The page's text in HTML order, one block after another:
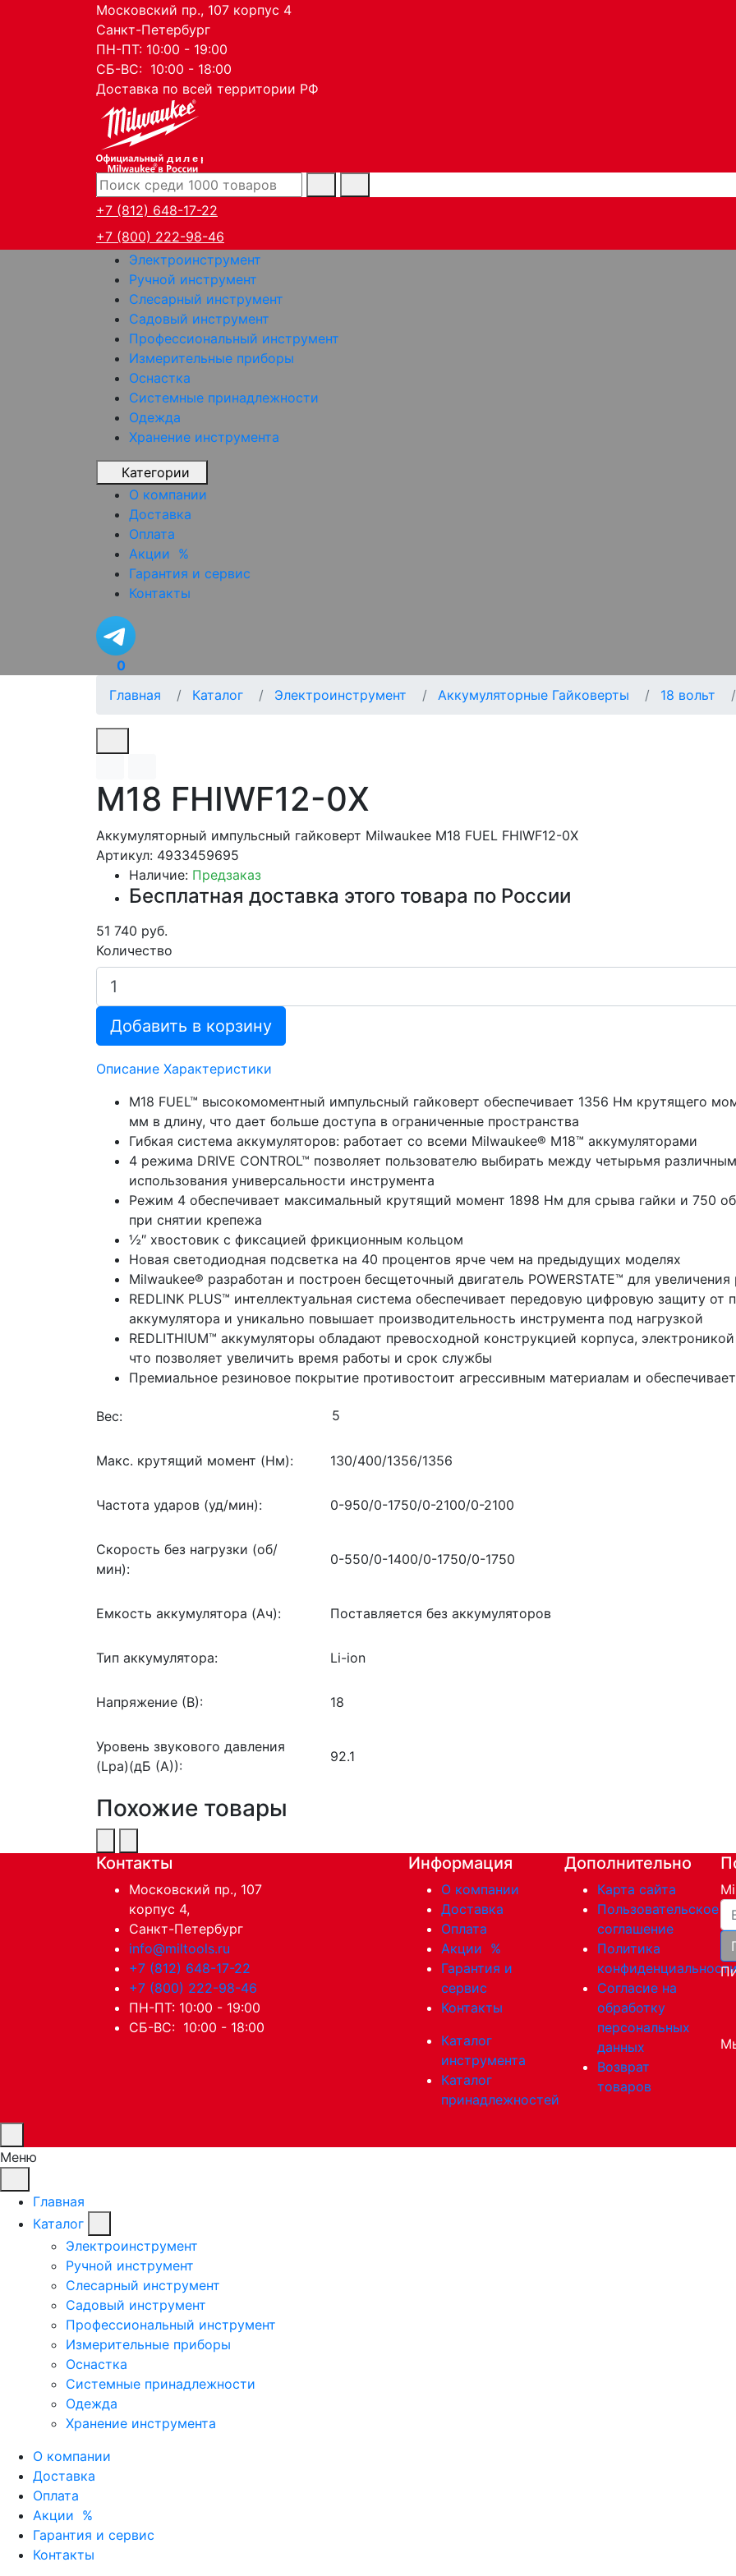
Московский пр., 107 корпус 4
Санкт-Петербург
ПН-ПТ: 10:00 - 19:00
СБ-ВС: 10:00 - 18:00
Доставка по всей территории РФ
дилер
+7 (812) 648-17-22
+7 (800) 222-98-46
Электроинструмент
Ручной инструмент
Слесарный инструмент
Садовый инструмент
Профессиональный инструмент
Измерительные приборы
Оснастка
Системные принадлежности
Одежда
Хранение инструмента
Категории
О компании
Доставка
Оплата
Акции %
Гарантия и сервис
Контакты
0
Главная
Каталог Электроинструмент Аккумуляторные Гайковерты 18 вольт
M18 FHIWF12-0X
Аккумуляторный импульсный гайковерт Milwaukee M18 FUEL FHIWF12-0X
Артикул: 4933459695
Наличие: Предзаказ
Бесплатная доставка этого товара по России
51 740 руб.
Количество
Добавить в корзину
Описание Характеристики
M18 FUEL™ высокомоментный импульсный гайковерт обеспечивает 1356 Нм крутящего
мм в длину, что дает больше доступа в ограниченные пространства
Гибкая система аккумуляторов: работает со всеми Milwaukee® М18™ аккумуляторами
4 режима DRIVE CONTROL™ позволяет пользователю выбирать между четырьмя
использования универсальности инструмента
Режим 4 обеспечивает максимальный крутящий момент 1898 Нм для срыва гайки и 750
при снятии крепежа
½″ хвостовик с фиксацией фрикционным кольцом
Новая светодиодная подсветка на 40 процентов ярче чем на предыдущих моделях
Milwaukee® разработан и построен бесщеточный двигатель POWERSTATE™ для
REDLINK PLUS™ интеллектуальная система обеспечивает передовую цифровую защиту от
аккумулятора и уникально повышает производительность инструмента под нагрузкой
REDLITHIUM™ аккумуляторы обладают превосходной конструкцией корпуса,
что позволяет увеличить время работы и срок службы
Премиальное резиновое покрытие противостоит агрессивным материалам и
Вес:
Макс. крутящий момент (Нм): 130/400/1356/1356
Частота ударов (уд/мин): 0-950/0-1750/0-2100/0-2100
Скорость без нагрузки (об/
мин):
0-550/0-1400/0-1750/0-1750
Емкость аккумулятора (Ач): Поставляется без аккумуляторов
Тип аккумулятора: Li-ion
Напряжение (В): 18
Уровень звукового давления
(Lpa)(дБ (А)):
92.1
Похожие товары
Контакты
Московский пр., 107
корпус 4,
Санкт-Петербург
info@miltools.ru
+7 (812) 648-17-22
+7 (800) 222-98-46
ПН-ПТ: 10:00 - 19:00
СБ-ВС: 10:00 - 18:00
Информация
О компании
Доставка
Оплата
Акции %
Гарантия и
сервис
Контакты
Каталог
инструмента
Каталог
принадлежностей
Дополнительно
Карта сайта
Пользовательское
соглашение
Политика
Согласие на
обработку
персональных
данных
Возврат
товаров
Меню
Главная
Каталог
Электроинструмент
Ручной инструмент
Слесарный инструмент
Садовый инструмент
Профессиональный инструмент
Измерительные приборы
Оснастка
Системные принадлежности
Одежда
Хранение инструмента
О компании
Доставка
Оплата
Акции %
Гарантия и сервис
Контакты